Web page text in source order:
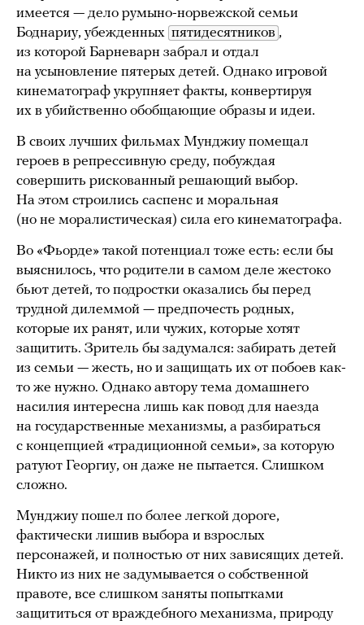
имеется — дело румыно-норвежской семьи
Боднариу, убежденных пятидесятников ,
из которой Барневарн забрал и отдал
на усыновление пятерых детей. Однако игровой
кинематограф укрупняет факты, конвертируя
их в убийственно обобщающие образы и идеи.
В своих лучших фильмах Мунджиу помещал
героев в репрессивную среду, побуждая
совершить рискованный решающий выбор.
На этом строились саспенс и моральная
(но не моралистическая) сила его кинематографа.
Во «Фьорде» такой потенциал тоже есть: если бы
выяснилось, что родители в самом деле жестоко
бьют детей, то подростки оказались бы перед
трудной дилеммой — предпочесть родных,
которые их ранят, или чужих, которые хотят
защитить. Зритель бы задумался: забирать детей
из семьи — жесть, но и защищать их от побоев как-
то же нужно. Однако автору тема домашнего
насилия интересна лишь как повод для наезда
на государственные механизмы, а разбираться
с концепцией «традиционной семьи», за которую
ратуют Георгиу, он даже не пытается. Слишком
сложно.
Мунджиу пошел по более легкой дороге,
фактически лишив выбора и взрослых
персонажей, и полностью от них зависящих детей.
Никто из них не задумывается о собственной
правоте, все слишком заняты попытками
защититься от враждебного механизма, природу